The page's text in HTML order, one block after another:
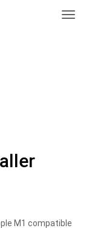
M1 compatible